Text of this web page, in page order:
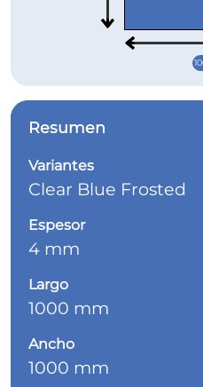
Resumen
Variantes
Clear Blue Frosted
Espesor
4 mm
Largo
1000 mm
Ancho
1000 mm